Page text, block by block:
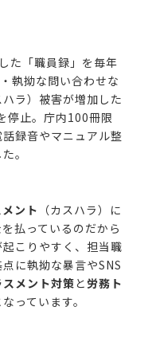
た「職員録」を毎年
執拗な問い合わせな
ラ）被害が増加した
停止。庁内100冊限
録音やマニュアル整
。
ント （カスハラ）に
払っているのだから
起こりやすく、担当職
に執拗な暴言やSNS
スメント対策と労務ト
っています。